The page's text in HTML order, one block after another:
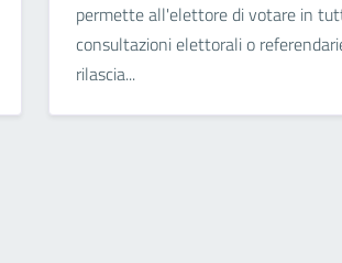
permette all'elettore di votare in
consultazioni elettorali o
rilascia...